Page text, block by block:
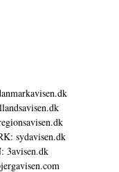
sydavisen.dk
3avisen.dk